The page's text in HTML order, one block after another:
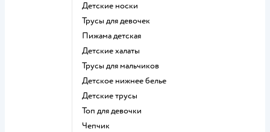
Детские носки
Трусы для девочек
Пижама детская
Детские халаты
Трусы для мальчиков
Детское нижнее белье
Детские трусы
Топ для девочки
Чепчик